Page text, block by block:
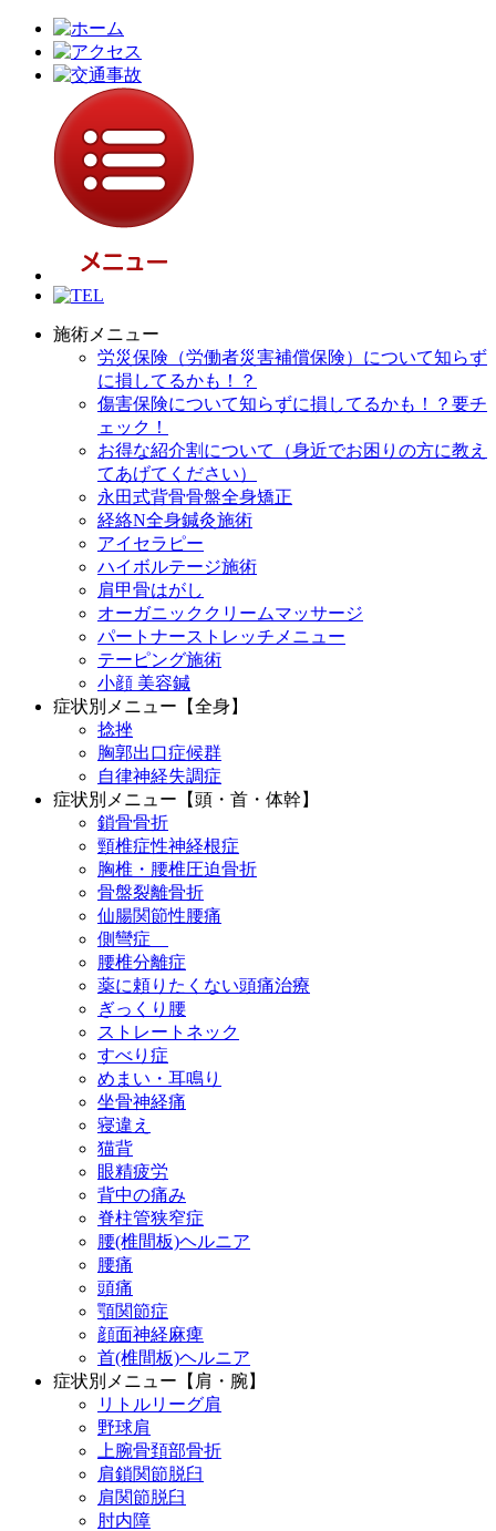
施術メニュー
労災保険（労働者災害補償保険）について知らず
に損してるかも！？
傷害保険について知らずに損してるかも！？要チ
ェック！
お得な紹介割について（身近でお困りの方に教え
てあげてください）
永田式背骨骨盤全身矯正
経絡N全身鍼灸施術
アイセラピー
ハイボルテージ施術
肩甲骨はがし
オーガニッククリームマッサージ
パートナーストレッチメニュー
テーピング施術
小顔 美容鍼
症状別メニュー【全身】
捻挫
胸郭出口症候群
自律神経失調症
症状別メニュー【頭・首・体幹】
鎖骨骨折
頸椎症性神経根症
胸椎・腰椎圧迫骨折
骨盤裂離骨折
仙腸関節性腰痛
側彎症
腰椎分離症
薬に頼りたくない頭痛治療
ぎっくり腰
ストレートネック
すべり症
めまい・耳鳴り
坐骨神経痛
寝違え
猫背
眼精疲労
背中の痛み
脊柱管狭窄症
腰(椎間板)ヘルニア
腰痛
頭痛
顎関節症
顔面神経麻痺
首(椎間板)ヘルニア
症状別メニュー【肩・腕】
リトルリーグ肩
野球肩
上腕骨頚部骨折
肩鎖関節脱臼
肩関節脱臼
肘内障